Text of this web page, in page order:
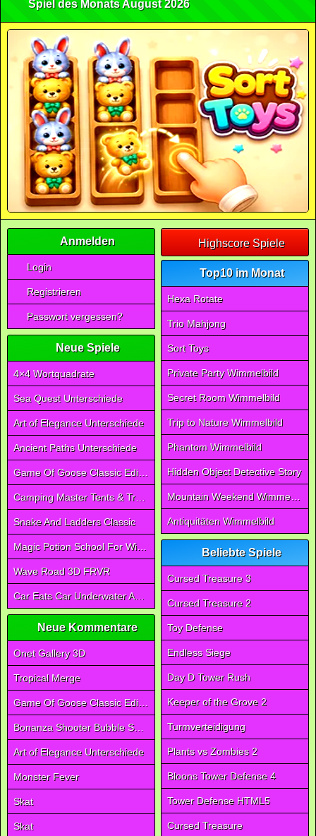
Spiel des Monats August 2026
Anmelden
Login
Registrieren
Passwort vergessen?
Neue Spiele
4×4 Wortquadrate
Sea Quest Unterschiede
Art of Elegance Unterschiede
Ancient Paths Unterschiede
Game Of Goose Classic Edition
Camping Master Tents & Trees
Snake And Ladders Classic
Magic Potion School For Witch
Wave Road 3D FRVR
Car Eats Car Underwater Adventure FRVR
Neue Kommentare
Onet Gallery 3D
Tropical Merge
Game Of Goose Classic Edition
Bonanza Shooter Bubble Snap
Art of Elegance Unterschiede
Monster Fever
Skat
Skat
Highscore Spiele
Top10 im Monat
Hexa Rotate
Trio Mahjong
Sort Toys
Private Party Wimmelbild
Secret Room Wimmelbild
Trip to Nature Wimmelbild
Phantom Wimmelbild
Hidden Object Detective Story
Mountain Weekend Wimmelbild
Antiquitäten Wimmelbild
Beliebte Spiele
Cursed Treasure 3
Cursed Treasure 2
Toy Defense
Endless Siege
Day D Tower Rush
Keeper of the Grove 2
Turmverteidigung
Plants vs Zombies 2
Bloons Tower Defense 4
Tower Defense HTML5
Cursed Treasure